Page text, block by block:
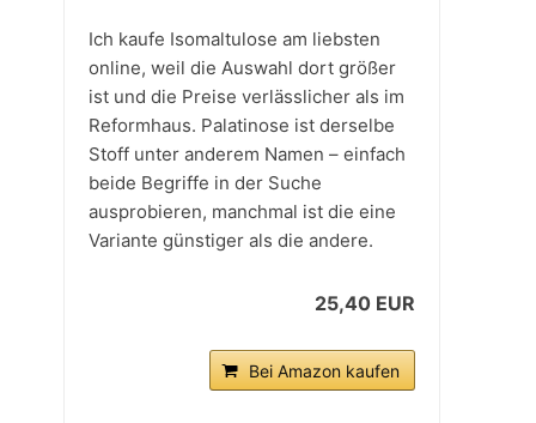
Ich kaufe Isomaltulose am liebsten
online, weil die Auswahl dort größer
ist und die Preise verlässlicher als im
Reformhaus. Palatinose ist derselbe
Stoff unter anderem Namen – einfach
beide Begriffe in der Suche
ausprobieren, manchmal ist die eine
Variante günstiger als die andere.
25,40 EUR
Bei Amazon kaufen